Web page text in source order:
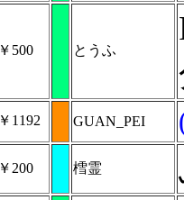
￥500 とうふ
￥1192 GUAN_PEI
￥200 樰霊